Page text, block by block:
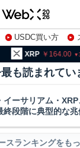
USDC買い方
XRP 164.00 3.02
も読まれてい
ーサリアム・XRP
終段階に典型的な兆
スランキングをも